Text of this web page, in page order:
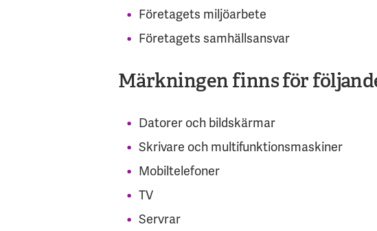
Företagets miljöarbete
Företagets samhällsansvar
Märkningen finns för
Datorer och bildskärmar
Skrivare och multifunktionsmaskiner
Mobiltelefoner
TV
Servrar